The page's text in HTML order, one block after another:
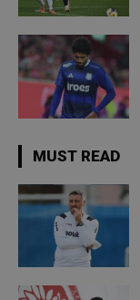
MUST READ